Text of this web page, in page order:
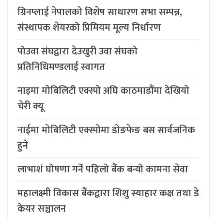
ग्रिनप्लाई नेपालको विशेष साधारण सभा सम्पन्न,
संस्थापक शेयरको प्रिमियम मूल्य निर्धारण
पोउवा संघद्वारा देउखुरी उवा संघको
प्रतिनिधिमण्डलाई स्वागत
नाइमा मोबिलिटी एक्स्पो अघि काठमाडौंमा देखियो
चेरी क्यू
नाईमा मोबिलिटी एक्स्पोमा डोङफेङ बस सार्वजनिक
हुने
लाभाशं घोषणा गर्ने पहिलो बैंक बन्यो कामना सेवा
महालक्ष्मी विकास बैंकद्वारा शिशु स्याहार कक्ष तथा डे
केयर सञ्चालन